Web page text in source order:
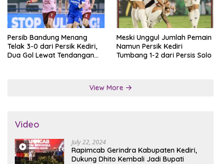
Persib Bandung Menang
Telak 3-0 dari Persik Kediri,
Dua Gol Lewat Tendangan
Meski Unggul Jumlah Pemain
Namun Persik Kediri
Tumbang 1-2 dari Persis Solo
View More
Video
July 22, 2024
Rapimcab Gerindra Kabupaten Kediri,
Dukung Dhito Kembali Jadi Bupati